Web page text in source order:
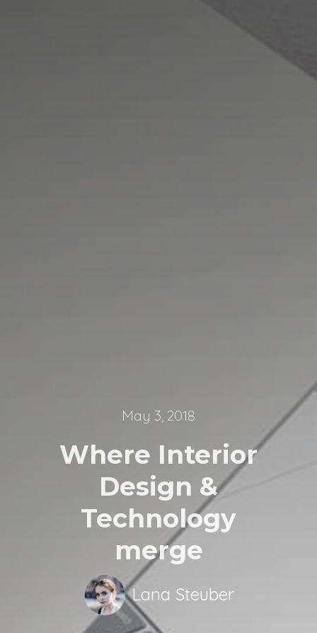
May 3, 2018
Where Interior
Design &
Technology
merge
Lana Steuber